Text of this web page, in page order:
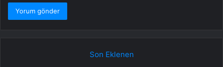
Son Eklenen